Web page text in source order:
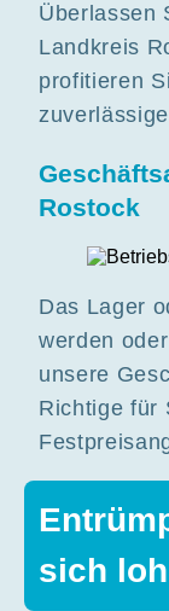
Überlassen
Landkreis
profitieren
Rostock
Das Lager
werden
unsere
Richtige für
sich